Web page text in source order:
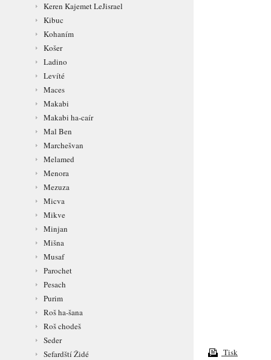
Keren Kajemet LeJisrael
Kibuc
Kohaním
Košer
Ladino
Levíté
Maces
Makabi
Makabi ha-caír
Mal Ben
Marchešvan
Melamed
Menora
Mezuza
Micva
Mikve
Minjan
Mišna
Musaf
Parochet
Pesach
Purim
Roš ha-šana
Roš chodeš
Seder
Sefardští Židé
Tisk